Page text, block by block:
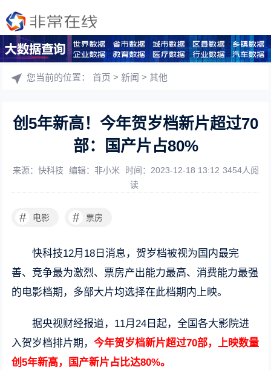
您当前的位置：首页 >新闻 >其他
创5年新高！今年贺岁档新片超过70
部：国产片占80%
来源：快科技 编辑：非小米 时间：2023-12-18 13:12 3454人阅
读
# 电影 # 票房
快科技12月18日消息，贺岁档被视为国内最完
善、竞争最为激烈、票房产出能力最高、消费能力最强
的电影档期，多部大片均选择在此档期内上映。
据央视财经报道，11月24日起，全国各大影院进
入贺岁档排片期，今年贺岁档新片超过70部，上映数量
创5年新高，国产新片占比达80%。